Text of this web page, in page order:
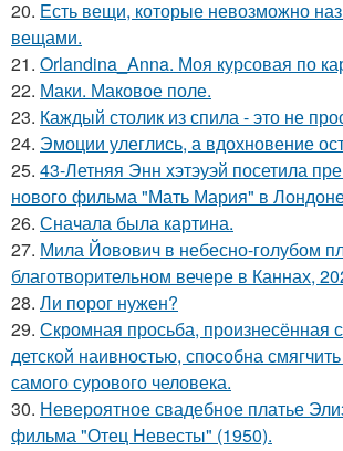
20. Есть вещи, которые невозможно
вещами.
21. Orlandina_Anna. Моя курсовая по
22. Маки. Маковое поле.
23. Каждый столик из спила - это не
24. Эмоции улеглись, а вдохновение
25. 43-Летняя Энн хэтэуэй посетила
нового фильма "Мать Мария" в
26. Сначала была картина.
27. Мила Йовович в небесно-голубом
благотворительном вечере в Каннах,
28. Ли порог нужен?
29. Скромная просьба, произнесённая
детской наивностью, способна
самого сурового человека.
30. Невероятное свадебное платье
фильма "Отец Невесты" (1950).